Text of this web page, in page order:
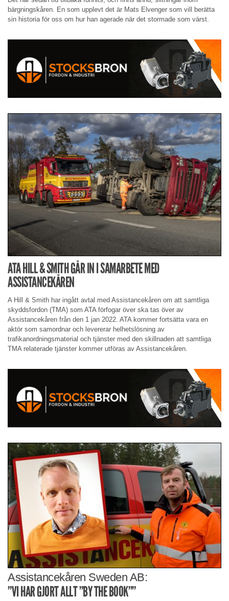
bärgningskåren. En som upplevt det är Mats Elvenger som vill berätta
sin historia för oss om hur han agerade när det stormade som värst.
ATA HILL & SMITH GÅR IN I SAMARBETE MED
ASSISTANCEKÅREN
A Hill & Smith har ingått avtal med Assistancekåren om att samtliga
skyddsfordon (TMA) som ATA förfogar över ska tas över av
Assistancekåren från den 1 jan 2022. ATA kommer fortsätta vara en
aktör som samordnar och levererar helhetslösning av
trafikanordningsmaterial och tjänster med den skillnaden att samtliga
TMA relaterade tjänster kommer utföras av Assistancekåren.
Assistancekåren Sweden AB:
”VI HAR GJORT ALLT ”BY THE BOOK””